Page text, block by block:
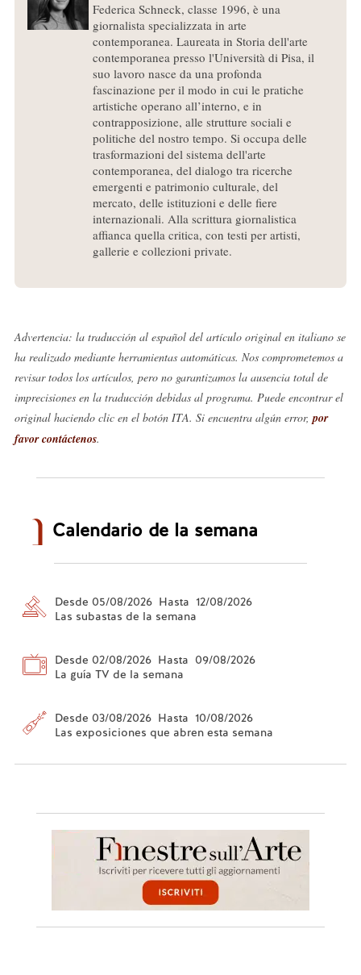
Federica Schneck, classe 1996, è una
giornalista specializzata in arte
contemporanea. Laureata in Storia dell'arte
contemporanea presso l'Università di Pisa, il
suo lavoro nasce da una profonda
fascinazione per il modo in cui le pratiche
artistiche operano all’interno, e in
contrapposizione, alle strutture sociali e
politiche del nostro tempo. Si occupa delle
trasformazioni del sistema dell'arte
contemporanea, del dialogo tra ricerche
emergenti e patrimonio culturale, del
mercato, delle istituzioni e delle fiere
internazionali. Alla scrittura giornalistica
affianca quella critica, con testi per artisti,
gallerie e collezioni private.
Advertencia: la traducción al español del artículo original en italiano se
ha realizado mediante herramientas automáticas. Nos comprometemos a
revisar todos los artículos, pero no garantizamos la ausencia total de
imprecisiones en la traducción debidas al programa. Puede encontrar el
original haciendo clic en el botón ITA. Si encuentra algún error,por
favor contáctenos.
Calendario de la semana
Desde 05/08/2026 Hasta 12/08/2026
Las subastas de la semana
Desde 02/08/2026 Hasta 09/08/2026
La guía TV de la semana
Desde 03/08/2026 Hasta 10/08/2026
Las exposiciones que abren esta semana